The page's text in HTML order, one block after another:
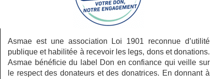
Asmae est une association Loi 1901 reconnue d’utilité
publique et habilitée à recevoir les legs, dons et donations.
Asmae bénéficie du label Don en confiance qui veille sur
le respect des donateurs et des donatrices. En donnant à